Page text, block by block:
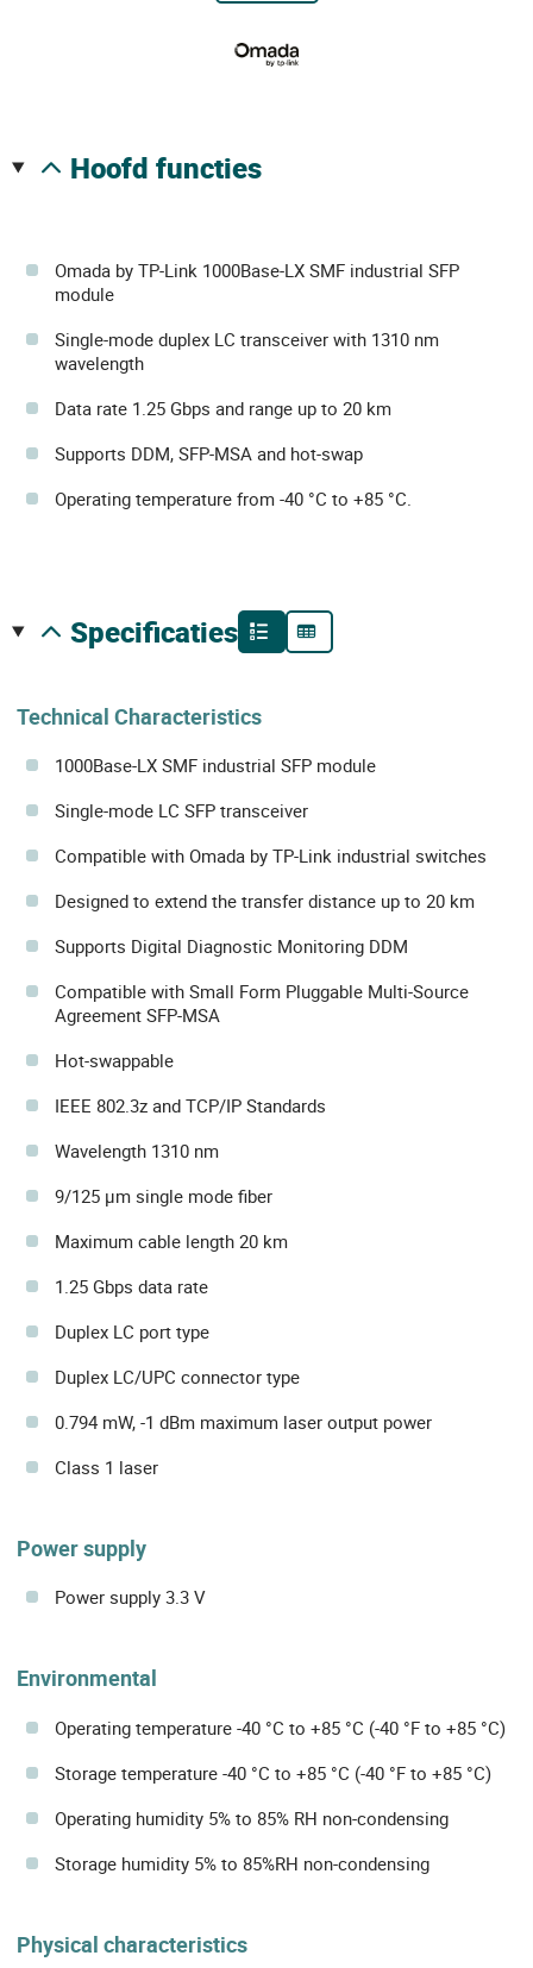
hoofd functies
Omada by TP-Link 1000Base-LX SMF industrial SFP
module
Single-mode duplex LC transceiver with 1310 nm
wavelength
Data rate 1.25 Gbps and range up to 20 km
Supports DDM, SFP-MSA and hot-swap
Operating temperature from -40 °C to +85 °C.
specificaties
Technical Characteristics
1000Base-LX SMF industrial SFP module
Single-mode LC SFP transceiver
Compatible with Omada by TP-Link industrial switches
Designed to extend the transfer distance up to 20 km
Supports Digital Diagnostic Monitoring DDM
Compatible with Small Form Pluggable Multi-Source
Agreement SFP-MSA
Hot-swappable
IEEE 802.3z and TCP/IP Standards
Wavelength 1310 nm
9/125 µm single mode fiber
Maximum cable length 20 km
1.25 Gbps data rate
Duplex LC port type
Duplex LC/UPC connector type
0.794 mW, -1 dBm maximum laser output power
Class 1 laser
Power supply
Power supply 3.3 V
Environmental
Operating temperature -40 °C to +85 °C (-40 °F to +85 °C)
Storage temperature -40 °C to +85 °C (-40 °F to +85 °C)
Operating humidity 5% to 85% RH non-condensing
Storage humidity 5% to 85%RH non-condensing
Physical characteristics